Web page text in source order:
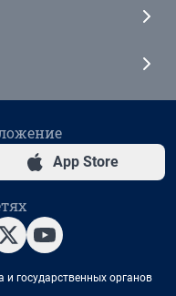
App Store
государственных органов